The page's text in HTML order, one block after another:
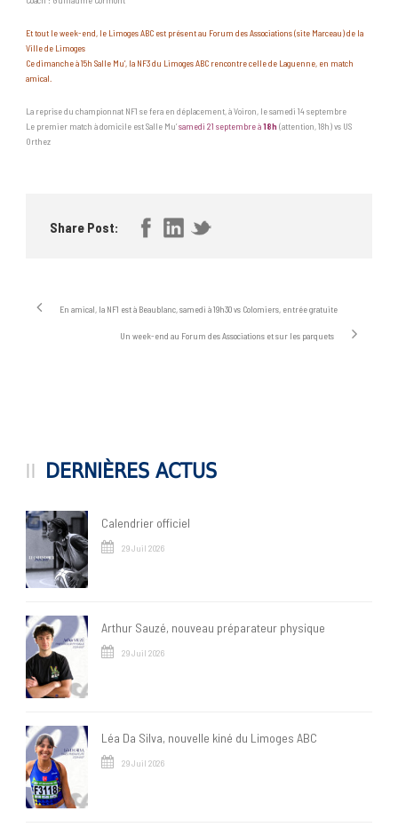
Et tout le week-end, le Limoges ABC est présent au Forum des Associations (site Marceau) de la
Ville de Limoges
Ce dimanche à 15h Salle Mu’, la NF3 du Limoges ABC rencontre celle de Laguenne, en match
amical.
La reprise du championnat NF1 se fera en déplacement, à Voiron, le samedi 14 septembre
Le premier match à domicile est Salle Mu’samedi 21 septembre à18h (attention, 18h) vs US
Orthez
Share Post:
En amical, la NF1 est à Beaublanc, samedi à 19h30 vs Colomiers, entrée gratuite
Un week-end au Forum des Associations et sur les parquets
DERNIÈRES ACTUS
Calendrier officiel
29 Juil 2026
Arthur Sauzé, nouveau préparateur physique
29 Juil 2026
Léa Da Silva, nouvelle kiné du Limoges ABC
29 Juil 2026